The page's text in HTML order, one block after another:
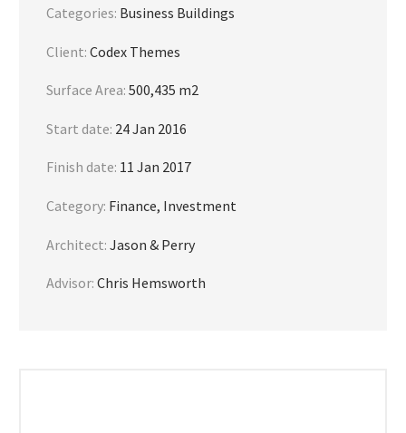
Categories: Business Buildings
Client: Codex Themes
Surface Area: 500,435 m2
Start date: 24 Jan 2016
Finish date: 11 Jan 2017
Category: Finance, Investment
Architect: Jason & Perry
Advisor: Chris Hemsworth